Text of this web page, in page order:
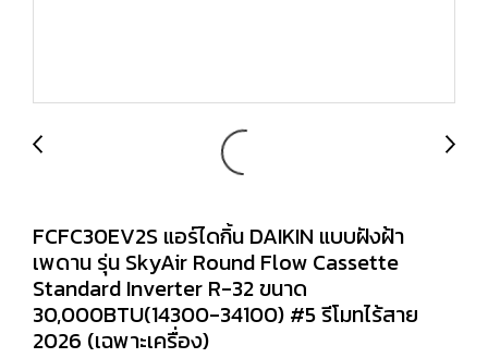
FCFC30EV2S แอร์ไดกิ้น DAIKIN แบบฝังฝ้า
เพดาน รุ่น SkyAir Round Flow Cassette
Standard Inverter R-32 ขนาด
30,000BTU(14300-34100) #5 รีโมทไร้สาย
2026 (เฉพาะเครื่อง)